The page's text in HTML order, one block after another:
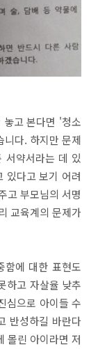
놓고 본다면 '청소
다. 하지만 문제
서약서라는 데 있
있다고 보기 어려
고 부모님의 서명
교육계의 문제가
함에 대한 표현도
하고 자살율 낮추
심으로 아이들 수
반성하길 바란다
몰린 아이라면 저